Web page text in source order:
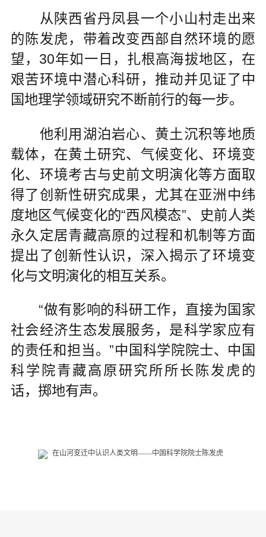
从陕西省丹凤县一个小山村走出来
的陈发虎，带着改变西部自然环境的愿
望，30年如一日，扎根高海拔地区，在
艰苦环境中潜心科研，推动并见证了中
国地理学领域研究不断前行的每一步。
他利用湖泊岩心、黄土沉积等地质
载体，在黄土研究、气候变化、环境变
化、环境考古与史前文明演化等方面取
得了创新性研究成果，尤其在亚洲中纬
度地区气候变化的“西风模态”、史前人类
永久定居青藏高原的过程和机制等方面
提出了创新性认识，深入揭示了环境变
化与文明演化的相互关系。
“做有影响的科研工作，直接为国家
社会经济生态发展服务，是科学家应有
的责任和担当。”中国科学院院士、中国
科学院青藏高原研究所所长陈发虎的
话，掷地有声。